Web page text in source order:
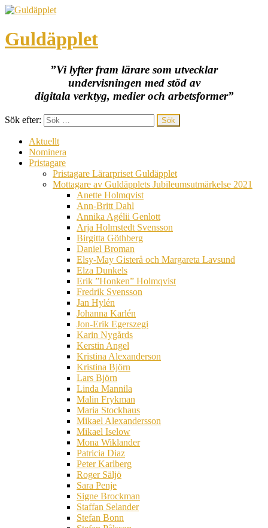
Guldäpplet
”Vi lyfter fram lärare som utvecklar
undervisningen med stöd av
digitala verktyg, medier och arbetsformer”
Sök efter:
Aktuellt
Nominera
Pristagare
Pristagare Lärarpriset Guldäpplet
Mottagare av Guldäpplets Jubileumsutmärkelse 2021
Anette Holmqvist
Ann-Britt Dahl
Annika Agélii Genlott
Arja Holmstedt Svensson
Birgitta Göthberg
Daniel Broman
Elsy-May Gisterå och Margareta Lavsund
Elza Dunkels
Erik ”Honken” Holmqvist
Fredrik Svensson
Jan Hylén
Johanna Karlén
Jon-Erik Egerszegi
Karin Nygårds
Kerstin Angel
Kristina Alexanderson
Kristina Björn
Lars Björn
Linda Mannila
Malin Frykman
Maria Stockhaus
Mikael Alexandersson
Mikael Iselow
Mona Wiklander
Patricia Diaz
Peter Karlberg
Roger Säljö
Sara Penje
Signe Brockman
Staffan Selander
Stefan Bonn